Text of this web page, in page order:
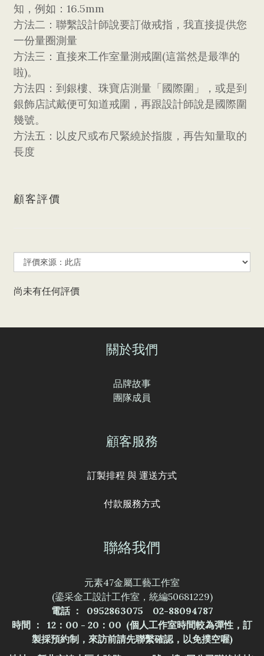
知，例如：16.5mm
方法二：聯繫設計師說要訂做戒指，我直接提供您
一份量圈測量
方法三：直接來工作室量測戒圍(這當然是最準的
啦)。
方法四：到銀樓、珠寶店測量「國際圍」，或是到
銀飾店試戴便可知道戒圍，再跟設計師說是國際圍
幾號。
方法五：以皮尺或布尺緊繞於指腹，再告知量取的
長度
顧客評價
尚未有任何評價
關於我們
品牌故事
團隊成員
顧客服務
訂製排程 與 運送方式
付款服務方式
聯絡我們
元素47金屬工藝工作室
(鎏采金工設計工作室，統編50681229)
電話 ： 0952863075 02-88094787
時間 ： 12：00 - 20：00 (個人工作室時間較為彈性，訂
製採預約制，來訪前請先聯繫確認，以免撲空喔)